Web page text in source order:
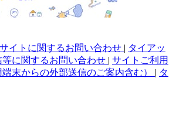
サイトに関するお問い合わせ | タイアッ
に関するお問い合わせ | サイトご利用
末からの外部送信のご案内含む） | タ